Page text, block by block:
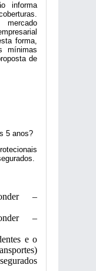
informa
forma,
mínimas
de
5 anos?
–
–
e o